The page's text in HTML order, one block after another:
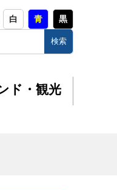
白 青 黒
ド・観光